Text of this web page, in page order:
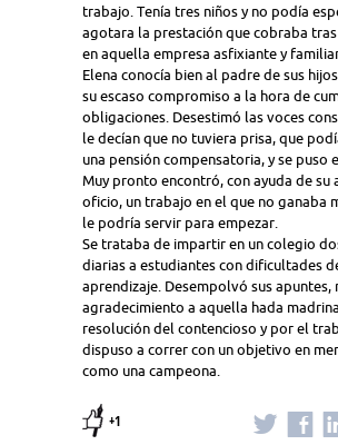
trabajo. Tenía tres niños y no podía
agotara la prestación que cobraba
en aquella empresa asfixiante y
Elena conocía bien al padre de sus
su escaso compromiso a la hora de
obligaciones. Desestimó las voces
le decían que no tuviera prisa, que
una pensión compensatoria, y se puso
Muy pronto encontró, con ayuda de su
oficio, un trabajo en el que no ganaba
le podría servir para empezar.
Se trataba de impartir en un colegio
diarias a estudiantes con dificultades
aprendizaje. Desempolvó sus apuntes,
agradecimiento a aquella hada
resolución del contencioso y por el
dispuso a correr con un objetivo en
como una campeona.
+1